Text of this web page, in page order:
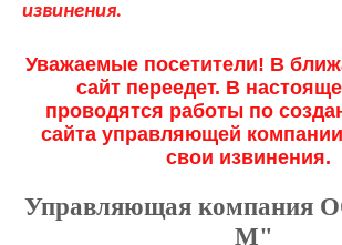
извинения.
Уважаемые посетители! В
сайт переедет. В
проводятся работы по
сайта управляющей
свои извинения.
Управляющая компания
М"